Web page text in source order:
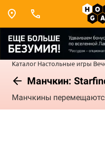
Каталог Настольные игры
Манчкин:
Манчкины